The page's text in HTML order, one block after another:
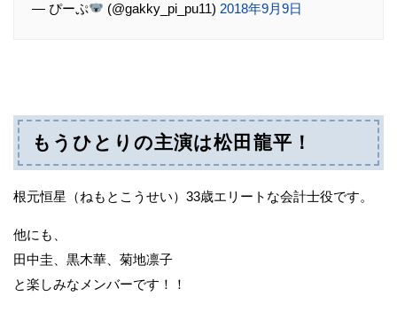
— ぴーぷ (@gakky_pi_pu11) 2018年9月9日
もうひとりの主演は松田龍平！
根元恒星（ねもとこうせい）33歳エリートな会計士役です。
他にも、
田中圭、黒木華、菊地凛子
と楽しみなメンバーです！！